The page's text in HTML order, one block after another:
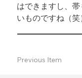
はできますし、
いものですね（笑
Previous Item